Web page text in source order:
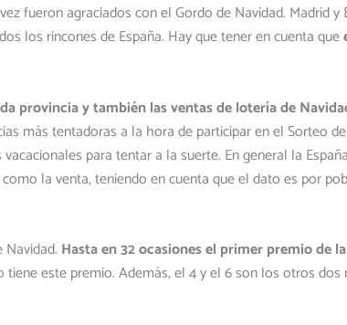
fueron agraciados con el Gordo de Navidad. Madrid
los rincones de España. Hay que tener en cuenta que
provincia y también las ventas de lotería de
más tentadoras a la hora de participar en el Sorteo
para tentar a la suerte. En general la
la venta, teniendo en cuenta que el dato es por
Hasta en 32 ocasiones el primer premio de
este premio. Además, el 4 y el 6 son los otros